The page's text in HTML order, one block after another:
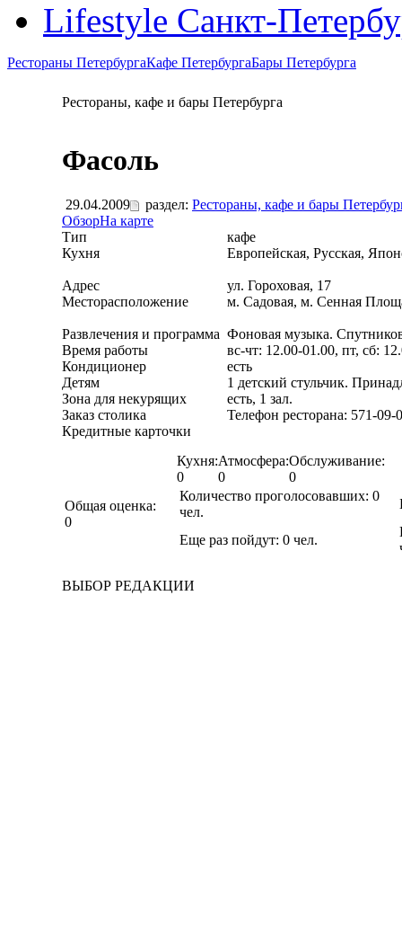
Lifestyle Санкт-
Рестораны ПетербургаКафе ПетербургаБары Петербурга
Рестораны, кафе и бары Петербурга
Фасоль
29.04.2009 раздел: Рестораны, кафе и бары
ОбзорНа карте
Тип
кафе
Кухня
Европейская, Русская,
Адрес
ул. Гороховая, 17
Месторасположение
м. Садовая, м. Сенная
Развлечения и программа Фоновая музыка.
Время работы
вс-чт: 12.00-01.00, пт, сб:
Кондиционер
есть
Детям
1 детский стульчик.
Зона для некурящих
есть, 1 зал.
Заказ столика
Телефон ресторана: 571-09-
Кредитные карточки
Общая оценка:
0
Кухня:
0
Атмосфера:
0
Обслуживание:
0
Количество проголосовавших: 0
чел.
Еще раз пойдут: 0 чел.
ВЫБОР РЕДАКЦИИ